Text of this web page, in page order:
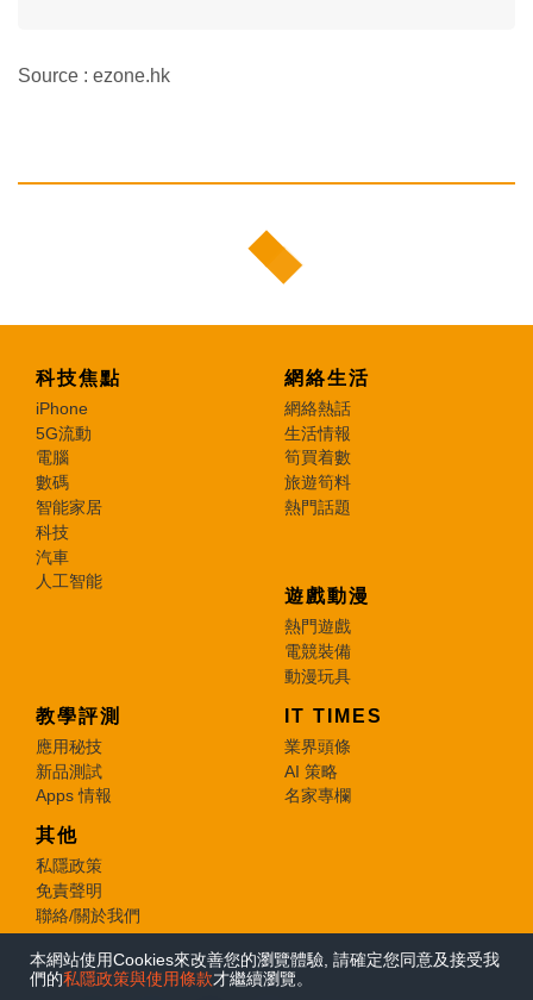
本網站使用Cookies來改善您的瀏覽體驗, 請確定您同意及接受我
們的私隱政策與使用條款才繼續瀏覽。
Source : ezone.hk
科技焦點
iPhone
5G流動
電腦
數碼
智能家居
科技
汽車
人工智能
網絡生活
網絡熱話
生活情報
筍買着數
旅遊筍料
熱門話題
遊戲動漫
熱門遊戲
電競裝備
動漫玩具
教學評測
應用秘技
新品測試
Apps 情報
IT TIMES
業界頭條
AI 策略
名家專欄
其他
私隱政策
免責聲明
聯絡/關於我們
© 2026 e-zone. All Rights Reserved.